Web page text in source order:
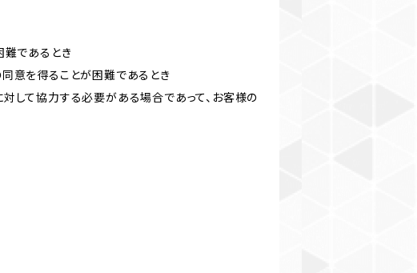
難であるとき
意を得ることが困難であるとき
して協力する必要がある場合であって、お客様の